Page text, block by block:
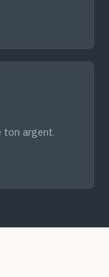
ton argent.